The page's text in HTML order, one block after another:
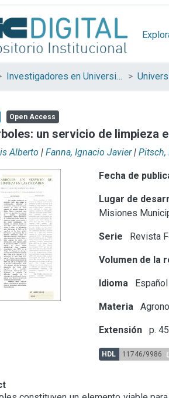
Investigadores en Universidades Nacionales de la provincia de Buenos Aires
Open Access
un servicio de limpieza
Alberto | Fanna, Ignacio Javier | Pitsch,
Fecha de
Lugar de
Misiones
Serie Revista
Volumen de la
Idioma Español
Materia
Extensión p.
HDL 11746/9986